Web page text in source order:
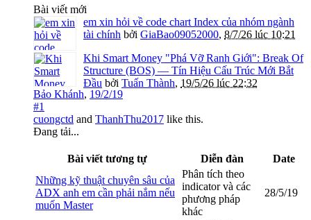
Bài viết mới
em xin hỏi về code chart Index của nhóm ngành
tài chính bởi GiaBao09052000, 8/7/26 lúc 10:21
Khi Smart Money "Phá Vỡ Ranh Giới": Break Of
Structure (BOS) — Tín Hiệu Cấu Trúc Mới Bắt
Đầu bởi Tuấn Thành, 19/5/26 lúc 22:32
Bảo Khánh, 19/2/19
#1
cuongctd and ThanhThu2017 like this.
Đang tải...
Bài viết tương tự Diễn đàn
Date
Những kỹ thuật chuyên sâu của
ADX anh em cần phải nắm nếu
muốn Master
Phân tích theo
indicator và các
phương pháp
khác
28/5/19